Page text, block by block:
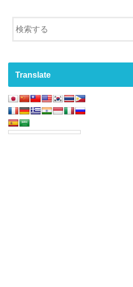
Translate